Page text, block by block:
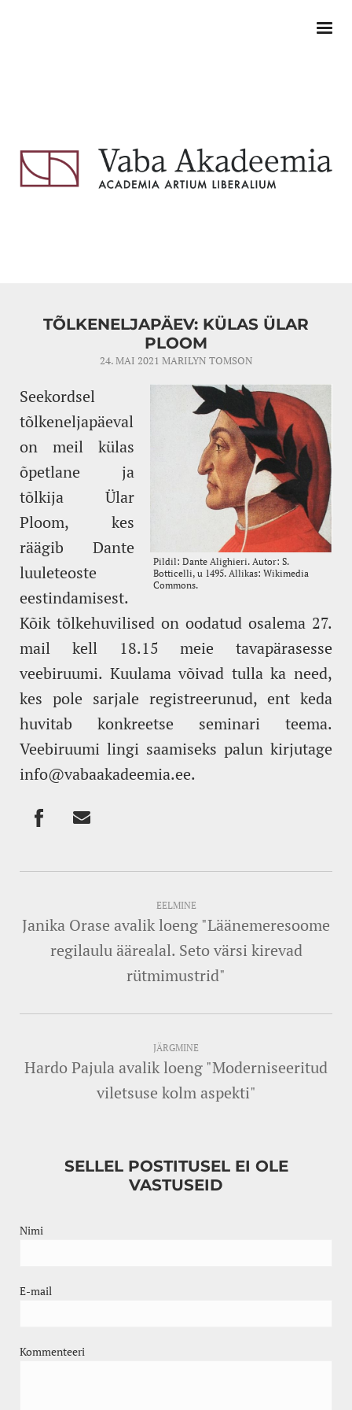
TÕLKENELJAPÄEV: KÜLAS ÜLAR
PLOOM
24. MAI 2021 MARILYN TOMSON
Seekordsel
tõlkeneljapäeval
on meil külas
õpetlane ja
tõlkija Ülar
Ploom, kes
räägib Dante
luuleteoste
eestindamisest.
Kõik tõlkehuvilised on oodatud osalema 27.
mail kell 18.15 meie tavapärasesse
veebiruumi. Kuulama võivad tulla ka need,
kes pole sarjale registreerunud, ent keda
huvitab konkreetse seminari teema.
Veebiruumi lingi saamiseks palun kirjutage
info@vabaakadeemia.ee.
EELMINE
Janika Orase avalik loeng "Läänemeresoome
regilaulu äärealal. Seto värsi kirevad
rütmimustrid"
JÄRGMINE
Hardo Pajula avalik loeng "Moderniseeritud
viletsuse kolm aspekti"
SELLEL POSTITUSEL EI OLE
VASTUSEID
Nimi
E-mail
Kommenteeri